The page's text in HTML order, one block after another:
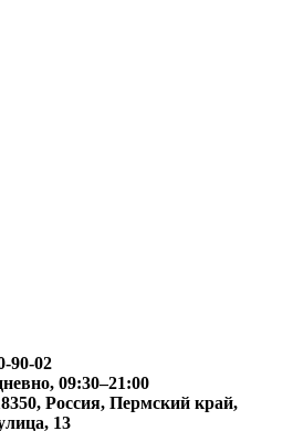
90-02
09:30–21:00
Россия, Пермский край,
13